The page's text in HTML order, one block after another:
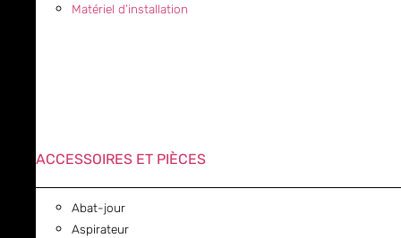
Matériel d’installation
ACCESSOIRES ET PIÈCES
Abat-jour
Aspirateur